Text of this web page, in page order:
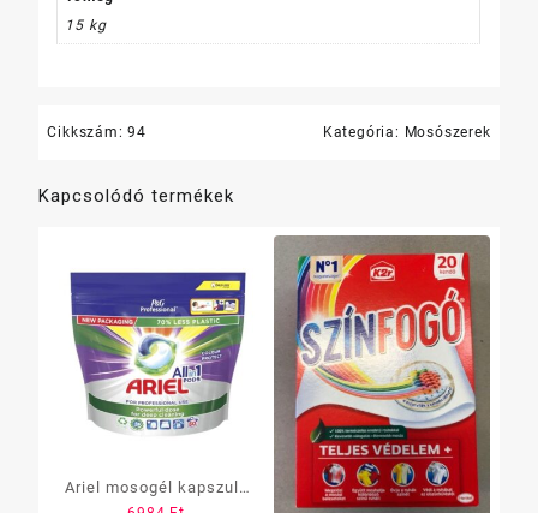
mennyiség
15 kg
Cikkszám:94 Kategória: Mosószerek
Kapcsolódó termékek
Ariel mosogél kapszula